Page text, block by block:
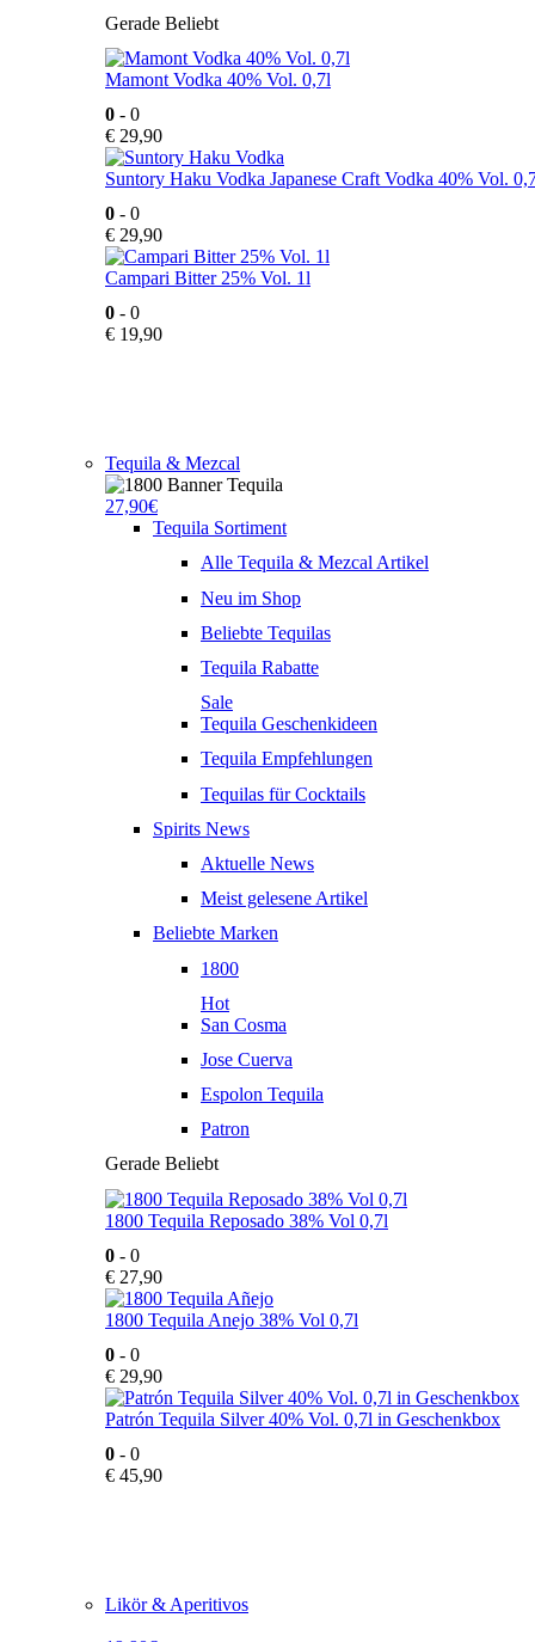
Gerade Beliebt
Mamont Vodka 40% Vol. 0,7l
0 - 0
€ 29,90
Suntory Haku Vodka Japanese Craft Vodka 40% Vol.
0 - 0
€ 29,90
Campari Bitter 25% Vol. 1l
0 - 0
€ 19,90
Tequila & Mezcal
27,90€
Tequila Sortiment
Alle Tequila & Mezcal Artikel
Neu im Shop
Beliebte Tequilas
Tequila Rabatte
Sale
Tequila Geschenkideen
Tequila Empfehlungen
Tequilas für Cocktails
Spirits News
Aktuelle News
Meist gelesene Artikel
Beliebte Marken
1800
Hot
San Cosma
Jose Cuerva
Espolon Tequila
Patron
Gerade Beliebt
1800 Tequila Reposado 38% Vol 0,7l
0 - 0
€ 27,90
1800 Tequila Anejo 38% Vol 0,7l
0 - 0
€ 29,90
Patrón Tequila Silver 40% Vol. 0,7l in Geschenkbox
0 - 0
€ 45,90
Likör & Aperitivos